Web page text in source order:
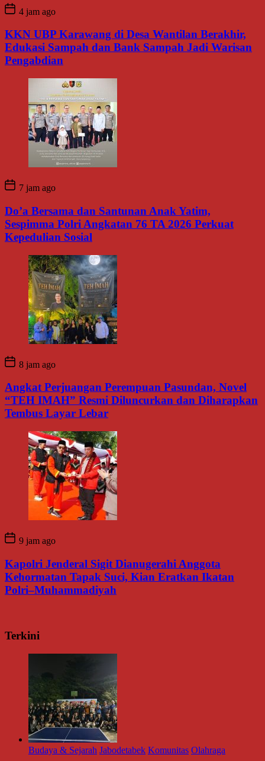
4 jam ago
KKN UBP Karawang di Desa Wantilan Berakhir,
Edukasi Sampah dan Bank Sampah Jadi Warisan
Pengabdian
7 jam ago
Do’a Bersama dan Santunan Anak Yatim,
Sespimma Polri Angkatan 76 TA 2026 Perkuat
Kepedulian Sosial
8 jam ago
Angkat Perjuangan Perempuan Pasundan, Novel
“TEH IMAH” Resmi Diluncurkan dan Diharapkan
Tembus Layar Lebar
9 jam ago
Kapolri Jenderal Sigit Dianugerahi Anggota
Kehormatan Tapak Suci, Kian Eratkan Ikatan
Polri–Muhammadiyah
Terkini
Budaya & Sejarah Jabodetabek Komunitas Olahraga